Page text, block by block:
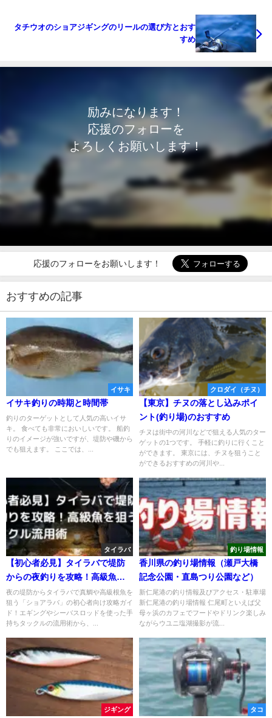
タチウオのショアジギングのリールの選び方とおす
すめ
励みになります！
応援のフォローを
よろしくお願いします！
応援のフォローをお願いします！
おすすめの記事
イサキ
イサキ釣りの時期と時間帯
釣りのターゲットとして人気の高いイサ
キ。 食べても非常においしいです。 船釣
りのイメージが強いですが、堤防や磯から
でも狙えます。 ここでは、...
クロダイ（チヌ）
【東京】チヌの落とし込みポイ
ント(釣り場)のおすすめ
チヌは街中の河川などで狙える人気のター
ゲットの1つです。 手軽に釣りに行くこと
ができます。 東京には、チヌを狙うこと
ができるおすすめの河川や...
タイラバ
【初心者必見】タイラバで堤防
からの夜釣りを攻略！高級魚を
狙う秘訣とタックル流用術
夜の堤防からタイラバで真鯛や高級根魚を
狙う「ショアラバ」の初心者向け攻略ガイ
ド！エギングやシーバスロッドを使った手
持ちタックルの流用術から、...
釣り場情報
香川県の釣り場情報（瀬戸大橋
記念公園・直島つり公園など）
新仁尾港の釣り情報及びアクセス・駐車場
新仁尾港の釣り場情報 仁尾町といえば父
母ヶ浜のカフェでフードやドリンク楽しみ
ながらウユニ塩湖撮影が流...
ジギング タコ